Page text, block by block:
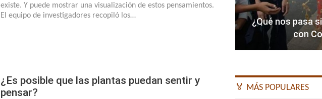
existe. Y puede mostrar una visualización de estos pensamientos.
El equipo de investigadores recopiló los…
¿Es posible que las plantas puedan sentir y
pensar?
¿Qué nos pasa
con
🏅 MÁS POPULARES